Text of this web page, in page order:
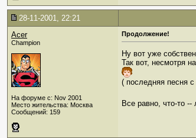
28-11-2001, 22:21
Acer
Champion
На форуме с: Nov 2001
Место жительства: Москва
Сообщений: 159
Продолжение!
Ну вот уже
Так вот, несмотря
( последняя песня
Все равно, что-то